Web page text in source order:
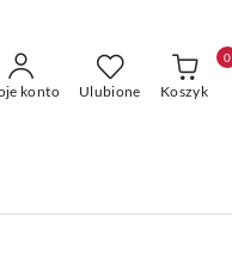
konto Ulubione Koszyk
0